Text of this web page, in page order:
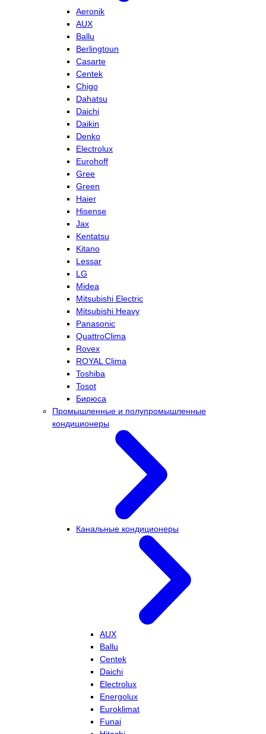
Aeronik
AUX
Ballu
Berlingtoun
Casarte
Centek
Chigo
Dahatsu
Daichi
Daikin
Denko
Electrolux
Eurohoff
Gree
Green
Haier
Hisense
Jax
Kentatsu
Kitano
Lessar
LG
Midea
Mitsubishi Electric
Mitsubishi Heavy
Panasonic
QuattroClima
Rovex
ROYAL Clima
Toshiba
Tosot
Бирюса
Промышленные и полупромышленные
кондиционеры
Канальные кондиционеры
AUX
Ballu
Centek
Daichi
Electrolux
Energolux
Euroklimat
Funai